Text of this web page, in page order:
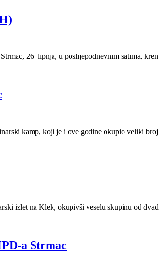
26. lipnja, u poslijepodnevnim satima,
kamp, koji je i ove godine okupio veliki
izlet na Klek, okupivši veselu skupinu od
a Strmac